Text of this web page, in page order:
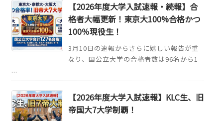
【2026年度大学入試速報・続報】合
格者大幅更新！東京大100%合格かつ
100％現役生！
3月10日の速報からさらに嬉しい報告が重
なり、国公立大学の合格者数は96名から1
...
【2026年度大学入試速報】KLC生、旧
帝国大7大学制覇！